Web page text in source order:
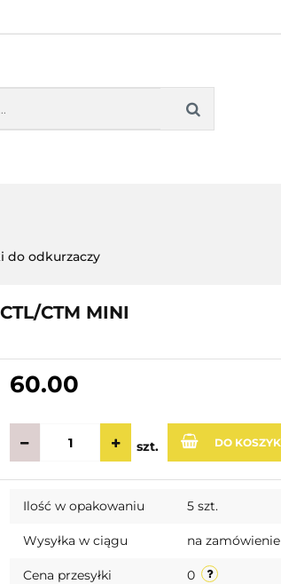
BESTSELLERY BLOG
do odkurzaczy
CTM MINI
60.00
szt. DO
Ilość w opakowaniu 5 szt.
Wysyłka w ciągu na zamówienie
Cena przesyłki 0